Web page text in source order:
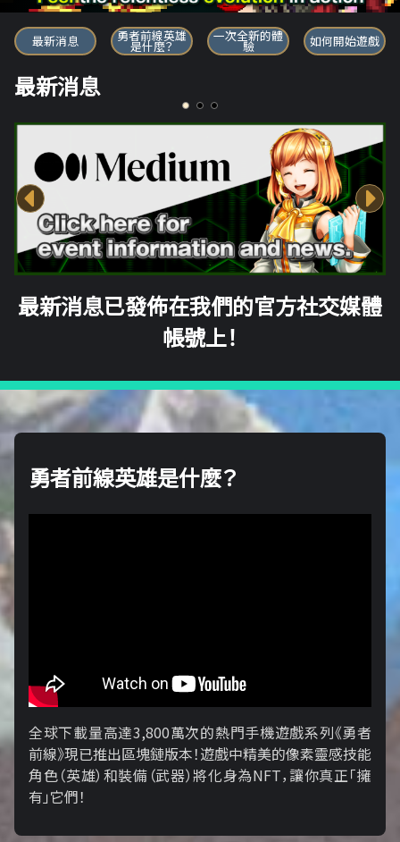
勇者前線英雄
最新消息 勇者前線英雄
是什麼？
一次全新的體
驗 如何開始遊戲
最新消息
最新消息已發佈在我們的官方社交媒體
帳號上！
勇者前線英雄是什麼？
全球下載量高達3,800萬次的熱門手機遊戲系列《勇者
前線》現已推出區塊鏈版本！遊戲中精美的像素靈感技能
角色（英雄）和裝備（武器）將化身為NFT，讓你真正「擁​​
有」它們！